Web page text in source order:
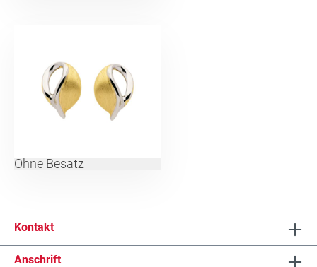
Ohne Besatz
Kontakt
Anschrift